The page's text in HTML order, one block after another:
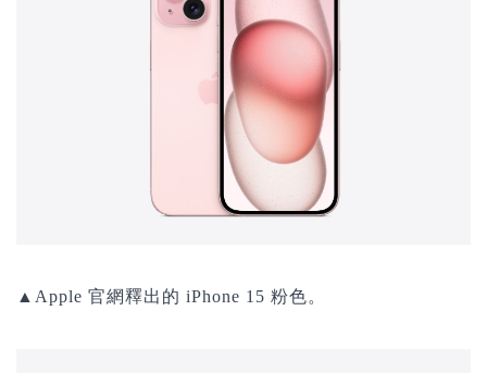
▲Apple 官網釋出的 iPhone 15 粉色。